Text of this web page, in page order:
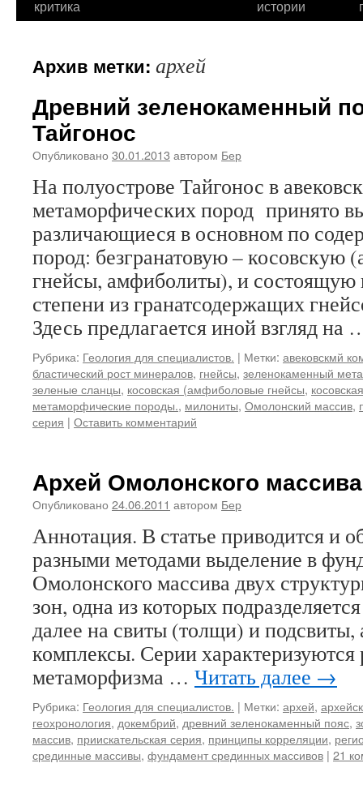
критика
истории
Архив метки: архей
Древний зеленокаменный
Тайгонос
Опубликовано 30.01.2013 автором Бер
На полуострове Тайгонос в
метаморфических пород принято
различающиеся в основном по
пород: безгранатовую – косовскую
гнейсы, амфиболиты), и состоящую
степени из гранатсодержащих
Здесь предлагается иной взгляд
Рубрика: Геология для специалистов. | Метки: авековскмй
бластический рост минералов, гнейсы, зеленокаменный
зеленые сланцы, косовская (амфиболовые гнейсы,
метаморфические породы., милониты, Омолонский массив,
серия | Оставить комментарий
Архей Омолонского массива
Опубликовано 24.06.2011 автором Бер
Аннотация. В статье приводится и
разными методами выделение в
Омолонского массива двух
зон, одна из которых
далее на свиты (толщи) и подсвиты,
комплексы. Серии
метаморфизма … Читать далее →
Рубрика: Геология для специалистов. | Метки: архей,
геохронология, докембрий, древний зеленокаменный пояс,
массив, приискательская серия, принципы корреляции,
срединные массивы, фундамент срединных массивов | 21